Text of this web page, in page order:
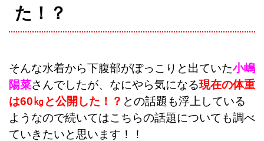
た！？
そんな水着から下腹部がぽっこりと出ていた小嶋
陽菜さんでしたが、なにやら気になる現在の体重
は60㎏と公開した！？ との話題も浮上している
ようなので続いてはこちらの話題についても調べ
ていきたいと思います！！